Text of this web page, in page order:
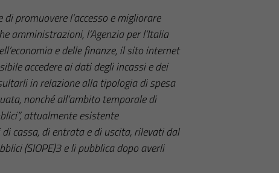
promuovere l’accesso e migliorare
amministrazioni, l’Agenzia per l’Italia
e delle finanze, il sito internet
accedere ai dati degli incassi e dei
in relazione alla tipologia di spesa
nonché all’ambito temporale di
attualmente esistente
di cassa, di entrata e di uscita, rilevati dal
(SIOPE)3 e li pubblica dopo averli